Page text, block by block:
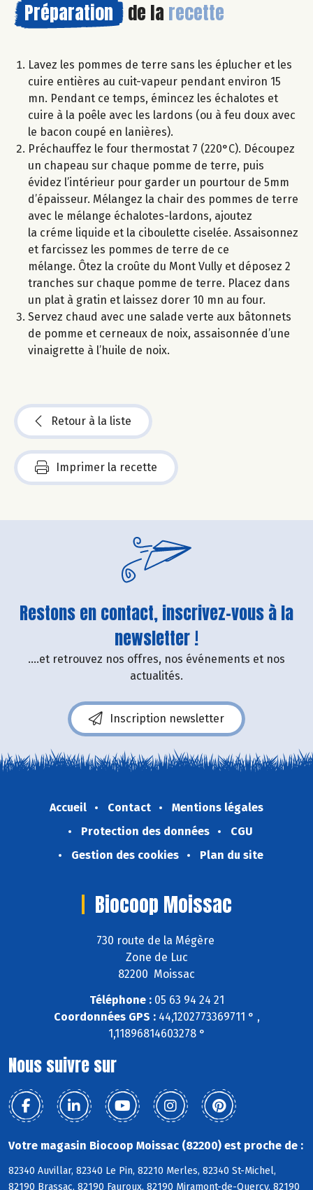
Préparation de la recette
Lavez les pommes de terre sans les éplucher et les
cuire entières au cuit-vapeur pendant environ 15
mn. Pendant ce temps, émincez les échalotes et
cuire à la poêle avec les lardons (ou à feu doux avec
le bacon coupé en lanières).
Préchauffez le four thermostat 7 (220°C). Découpez
un chapeau sur chaque pomme de terre, puis
évidez l’intérieur pour garder un pourtour de 5mm
d’épaisseur. Mélangez la chair des pommes de terre
avec le mélange échalotes-lardons, ajoutez
la créme liquide et la ciboulette ciselée. Assaisonnez
et farcissez les pommes de terre de ce
mélange. Ôtez la croûte du Mont Vully et déposez 2
tranches sur chaque pomme de terre. Placez dans
un plat à gratin et laissez dorer 10 mn au four.
Servez chaud avec une salade verte aux bâtonnets
de pomme et cerneaux de noix, assaisonnée d’une
vinaigrette à l’huile de noix.
Retour à la liste
Imprimer la recette
Restons en contact, inscrivez-vous à la
newsletter !
....et retrouvez nos offres, nos événements et nos
actualités.
Inscription newsletter
Accueil Contact
Mentions légales
Protection des données
CGU
Gestion des cookies
Plan du site
Biocoop Moissac
730 route de la Mégère
Zone de Luc
82200 Moissac
Téléphone :05 63 94 24 21
Coordonnées GPS :44,1202773369711 ° ,
1,11896814603278 °
Nous suivre sur
Votre magasin Biocoop Moissac (82200) est proche de :
82340 Auvillar, 82340 Le Pin, 82210 Merles, 82340 St-Michel,
82190 Brassac, 82190 Fauroux, 82190 Miramont-de-Quercy, 82190